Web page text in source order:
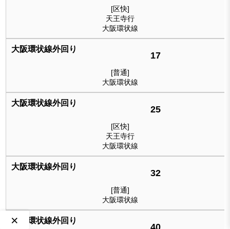
[区快]
天王寺行
大阪環状線
17
[普通]
大阪環状線
25
[区快]
天王寺行
大阪環状線
32
[普通]
大阪環状線
×